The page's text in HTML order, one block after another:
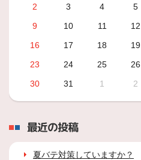
2
3 4 5
9
10 11 12
16
17 18 19
23
24 25 26
30
31 1 2
最近の投稿
夏バテ対策していますか？